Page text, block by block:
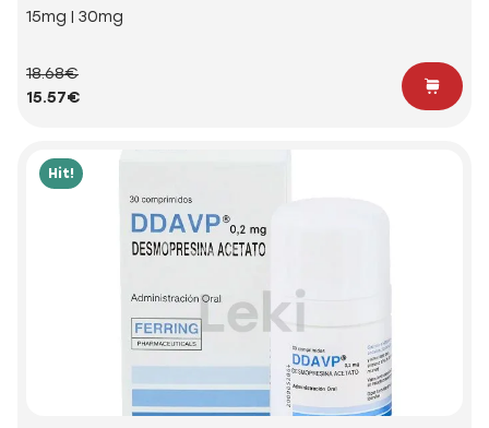
15mg | 30mg
18.68€
15.57€
Hit!